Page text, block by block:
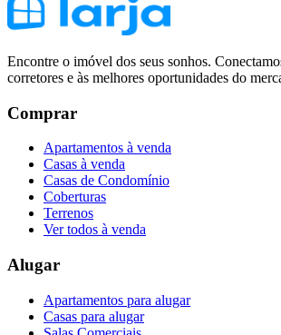
Encontre o imóvel dos seus sonhos.
corretores e às melhores oportunidades do
Comprar
Apartamentos à venda
Casas à venda
Casas de Condomínio
Coberturas
Terrenos
Ver todos à venda
Alugar
Apartamentos para alugar
Casas para alugar